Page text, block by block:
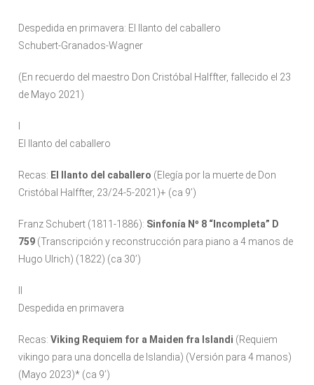
Despedida en primavera: El llanto del caballero
Schubert-Granados-Wagner
(En recuerdo del maestro Don Cristóbal Halffter, fallecido el 23
de Mayo 2021)
El llanto del caballero
Recas: El llanto del caballero (Elegía por la muerte de Don
Cristóbal Halffter, 23/24-5-2021)+ (ca 9’)
Franz Schubert (1811-1886): Sinfonía Nº 8 “Incompleta” D
759 (Transcripción y reconstrucción para piano a 4 manos de
Hugo Ulrich) (1822) (ca 30’)
Despedida en primavera
Recas:Viking Requiem for a Maiden fra Islandi (Requiem
vikingo para una doncella de Islandia) (Versión para 4 manos)
(Mayo 2023)* (ca 9’)